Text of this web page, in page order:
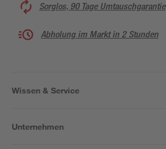
Sorglos, 90 Tage Umtauschgarantie
Abholung im Markt in 2 Stunden
Wissen & Service
Unternehmen